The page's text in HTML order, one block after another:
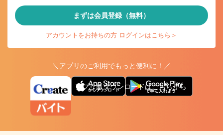
まずは会員登録（無料）
アカウントをお持ちの方 ログインはこちら＞
＼アプリのご利用でもっと便利に！／
アプリ版ダウンロードはこちらから